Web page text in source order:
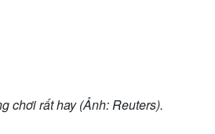
chơi rất hay (Ảnh: Reuters).